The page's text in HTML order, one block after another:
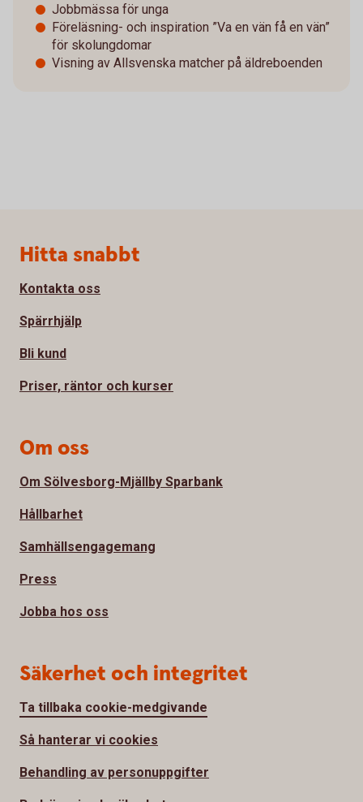
Jobbmässa för unga
Föreläsning- och inspiration ”Va en vän få en vän”
för skolungdomar
Visning av Allsvenska matcher på äldreboenden
Sidfot
Hitta snabbt
Kontakta oss
Spärrhjälp
Bli kund
Priser, räntor och kurser
Om oss
Om Sölvesborg-Mjällby Sparbank
Hållbarhet
Samhällsengagemang
Press
Jobba hos oss
Säkerhet och integritet
Ta tillbaka cookie-medgivande
Så hanterar vi cookies
Behandling av personuppgifter